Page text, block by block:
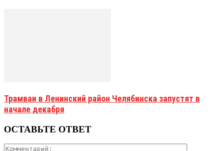
Трамваи в Ленинский район Челябинска запустят в
начале декабря
ОСТАВЬТЕ ОТВЕТ